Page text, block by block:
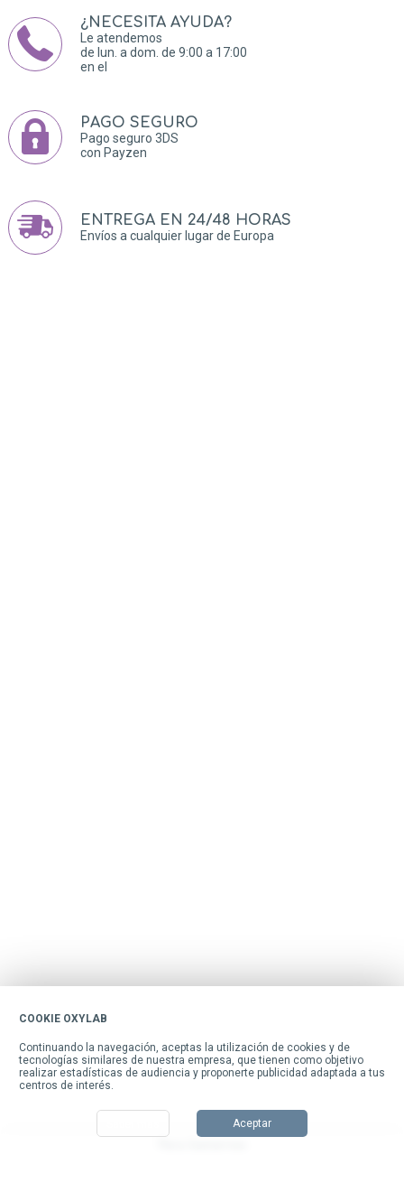
COOKIE OXYLAB
Continuando la navegación, aceptas la utilización de cookies y de
tecnologías similares de nuestra empresa, que tienen como objetivo
realizar estadísticas de audiencia y proponerte publicidad adaptada a tus
centros de interés.
Aceptar
¿NECESITA AYUDA?
Le atendemos
de lun. a dom. de 9:00 a 17:00
en el
PAGO SEGURO
Pago seguro 3DS
con Payzen
ENTREGA EN 24/48 HORAS
Envíos a cualquier lugar de Europa